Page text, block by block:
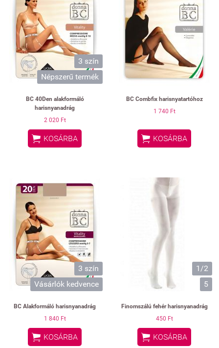
3 szín
Népszerű termék
BC 40Den alakformáló
harisnyanadrág
2 020 Ft
 KOSÁRBA
BC Combfix harisnyatartóhoz
1 740 Ft
 KOSÁRBA
3 szín
Vásárlók kedvence
BC Alakformáló harisnyanadrág
1 840 Ft
 KOSÁRBA
1/2
5
Finomszálú fehér harisnyanadrág
450 Ft
 KOSÁRBA